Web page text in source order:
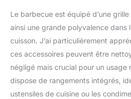
:
et
1
en bas
Le barbecue est équipé d’une
ainsi une grande polyvalence dans
cuisson. J’ai particulièrement
ces accessoires peuvent être
négligé mais crucial pour un usage
dispose de rangements intégrés,
ustensiles de cuisine ou les